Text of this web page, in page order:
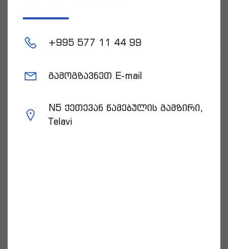
+995 577 11 44 99
გამოგზავნეთ E-mail
N5 ქეთევან წამებულის გამზირი,
Telavi